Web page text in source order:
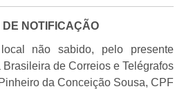
DE NOTIFICAÇÃO
não sabido, pelo presente
de Correios e Telégrafos
da Conceição Sousa, CPF